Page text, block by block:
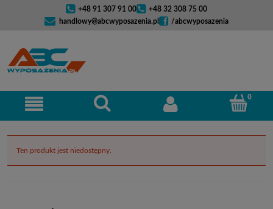
+48 91 307 91 00
+48 32 308 75 00
handlowy@abcwyposazenia.pl
/abcwyposazenia
Ten produkt jest niedostępny.